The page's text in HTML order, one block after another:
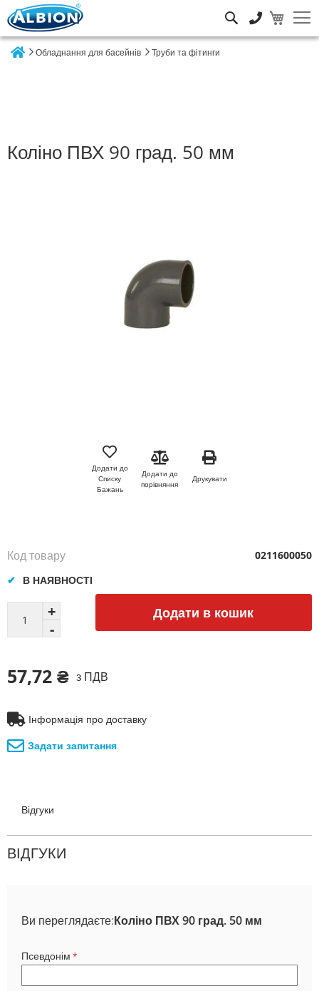
Обладнання для басейнів Труби та фітинги
Коліно ПВХ 90 град. 50 мм
Додати до
Списку
Бажань
Додати до
порівняння
Друкувати
Додати в кошик
57,72 ₴ з ПДВ
В НАЯВНОСТІ
Код товару 0211600050
Інформація про доставку
Задати запитання
Відгуки
ВІДГУКИ
Ви переглядаєте:Коліно ПВХ 90 град. 50 мм
Псевдонім